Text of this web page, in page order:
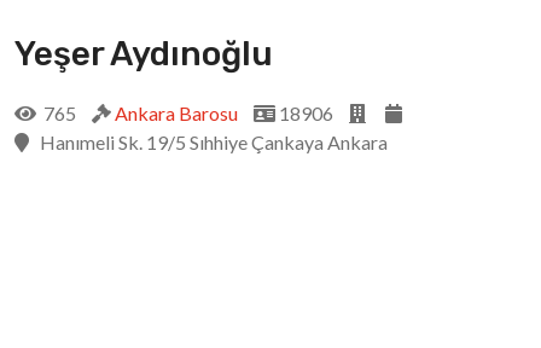
Yeşer Aydınoğlu
765 Ankara Barosu
18906
Hanımeli Sk. 19/5 Sıhhiye Çankaya Ankara